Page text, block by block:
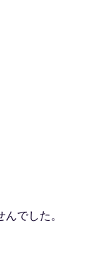
でした。